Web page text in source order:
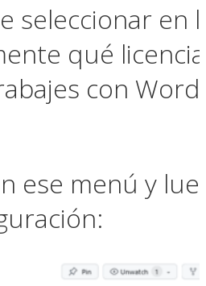
en
qué
con
ese menú y